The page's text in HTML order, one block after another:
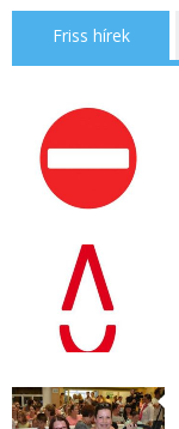
Friss hírek